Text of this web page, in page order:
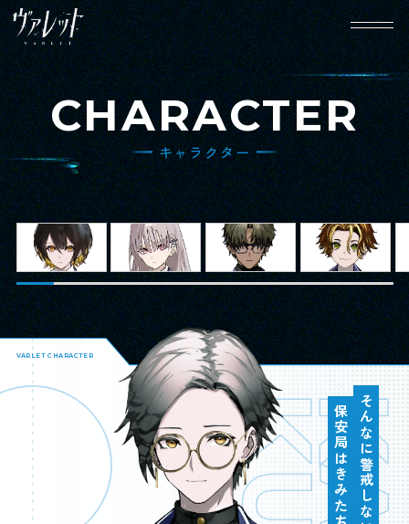
HOME
ホーム
NEWS
ニュース
WORLD
世界観設定
CHARACTER
キャラクター
GAME SYSTEM
ゲームシステム
MOVIE
動画
SPECIAL
SPEC BUY
製品情報＆購入ガイド
CHARACTER
キャラクター
VARLET CHARACTER